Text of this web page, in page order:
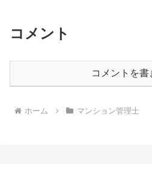
コメント
コメントを書
ホーム マンション管理士